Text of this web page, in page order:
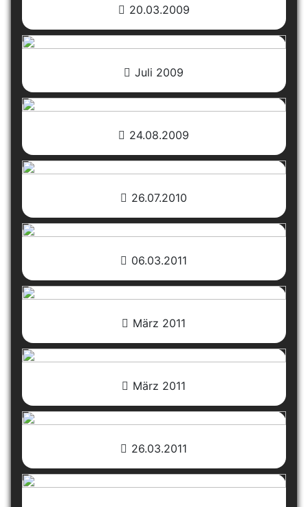
20.03.2009
Juli 2009
24.08.2009
26.07.2010
06.03.2011
März 2011
März 2011
26.03.2011